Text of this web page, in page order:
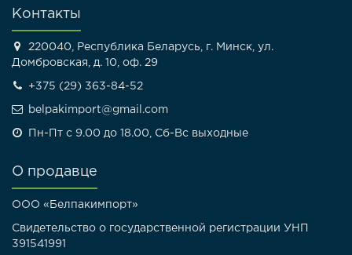
Контакты
220040, Республика Беларусь, г. Минск, ул.
Домбровская, д. 10, оф. 29
+375 (29) 363-84-52
belpakimport@gmail.com
Пн-Пт с 9.00 до 18.00, Сб-Вс выходные
О продавце
ООО «Белпакимпорт»
Свидетельство о государственной регистрации УНП
391541991